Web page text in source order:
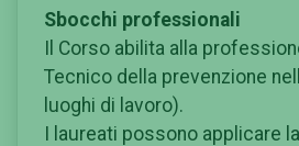
Sbocchi professionali
Il Corso abilita alla
Tecnico della prevenzione
luoghi di lavoro).
I laureati possono applicare